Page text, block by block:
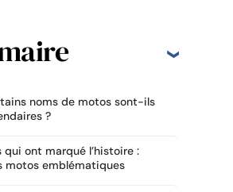
noms de motos sont-ils
?
qui ont marqué l’histoire :
motos emblématiques